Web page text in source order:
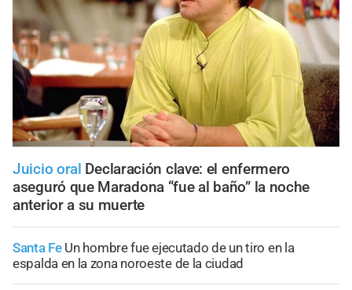
Juicio oral Declaración clave: el enfermero
aseguró que Maradona “fue al baño” la noche
anterior a su muerte
Santa Fe Un hombre fue ejecutado de un tiro en la
espalda en la zona noroeste de la ciudad